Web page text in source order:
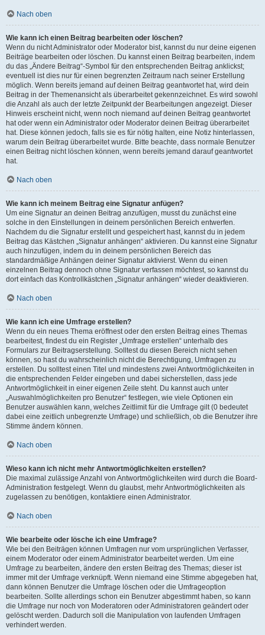
Nach oben
Wie kann ich einen Beitrag bearbeiten oder löschen?
Wenn du nicht Administrator oder Moderator bist, kannst du nur deine eigenen
Beiträge bearbeiten oder löschen. Du kannst einen Beitrag bearbeiten, indem
du das „Ändere Beitrag“-Symbol für den entsprechenden Beitrag anklickst;
eventuell ist dies nur für einen begrenzten Zeitraum nach seiner Erstellung
möglich. Wenn bereits jemand auf deinen Beitrag geantwortet hat, wird dein
Beitrag in der Themenansicht als überarbeitet gekennzeichnet. Es wird sowohl
die Anzahl als auch der letzte Zeitpunkt der Bearbeitungen angezeigt. Dieser
Hinweis erscheint nicht, wenn noch niemand auf deinen Beitrag geantwortet
hat oder wenn ein Administrator oder Moderator deinen Beitrag überarbeitet
hat. Diese können jedoch, falls sie es für nötig halten, eine Notiz hinterlassen,
warum dein Beitrag überarbeitet wurde. Bitte beachte, dass normale Benutzer
einen Beitrag nicht löschen können, wenn bereits jemand darauf geantwortet
hat.
Nach oben
Wie kann ich meinem Beitrag eine Signatur anfügen?
Um eine Signatur an deinen Beitrag anzufügen, musst du zunächst eine
solche in den Einstellungen in deinem persönlichen Bereich entwerfen.
Nachdem du die Signatur erstellt und gespeichert hast, kannst du in jedem
Beitrag das Kästchen „Signatur anhängen“ aktivieren. Du kannst eine Signatur
auch hinzufügen, indem du in deinem persönlichen Bereich das
standardmäßige Anhängen deiner Signatur aktivierst. Wenn du einen
einzelnen Beitrag dennoch ohne Signatur verfassen möchtest, so kannst du
dort einfach das Kontrollkästchen „Signatur anhängen“ wieder deaktivieren.
Nach oben
Wie kann ich eine Umfrage erstellen?
Wenn du ein neues Thema eröffnest oder den ersten Beitrag eines Themas
bearbeitest, findest du ein Register „Umfrage erstellen“ unterhalb des
Formulars zur Beitragserstellung. Solltest du diesen Bereich nicht sehen
können, so hast du wahrscheinlich nicht die Berechtigung, Umfragen zu
erstellen. Du solltest einen Titel und mindestens zwei Antwortmöglichkeiten in
die entsprechenden Felder eingeben und dabei sicherstellen, dass jede
Antwortmöglichkeit in einer eigenen Zeile steht. Du kannst auch unter
„Auswahlmöglichkeiten pro Benutzer“ festlegen, wie viele Optionen ein
Benutzer auswählen kann, welches Zeitlimit für die Umfrage gilt (0 bedeutet
dabei eine zeitlich unbegrenzte Umfrage) und schließlich, ob die Benutzer ihre
Stimme ändern können.
Nach oben
Wieso kann ich nicht mehr Antwortmöglichkeiten erstellen?
Die maximal zulässige Anzahl von Antwortmöglichkeiten wird durch die Board-
Administration festgelegt. Wenn du glaubst, mehr Antwortmöglichkeiten als
zugelassen zu benötigen, kontaktiere einen Administrator.
Nach oben
Wie bearbeite oder lösche ich eine Umfrage?
Wie bei den Beiträgen können Umfragen nur vom ursprünglichen Verfasser,
einem Moderator oder einem Administrator bearbeitet werden. Um eine
Umfrage zu bearbeiten, ändere den ersten Beitrag des Themas; dieser ist
immer mit der Umfrage verknüpft. Wenn niemand eine Stimme abgegeben hat,
dann können Benutzer die Umfrage löschen oder die Umfrageoption
bearbeiten. Sollte allerdings schon ein Benutzer abgestimmt haben, so kann
die Umfrage nur noch von Moderatoren oder Administratoren geändert oder
gelöscht werden. Dadurch soll die Manipulation von laufenden Umfragen
verhindert werden.